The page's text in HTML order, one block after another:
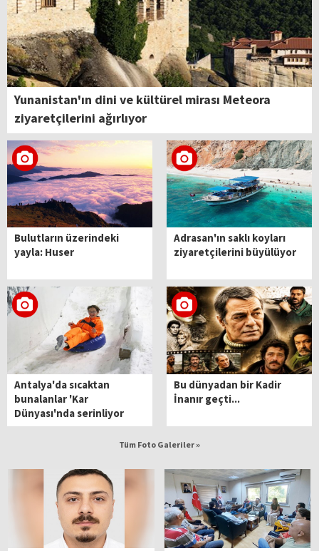
Yunanistan'ın dini ve kültürel mirası Meteora
ziyaretçilerini ağırlıyor
Bulutların üzerindeki
yayla: Huser
Adrasan'ın saklı koyları
ziyaretçilerini büyülüyor
Antalya'da sıcaktan
bunalanlar 'Kar
Dünyası'nda serinliyor
Bu dünyadan bir Kadir
İnanır geçti...
Tüm Foto Galeriler »